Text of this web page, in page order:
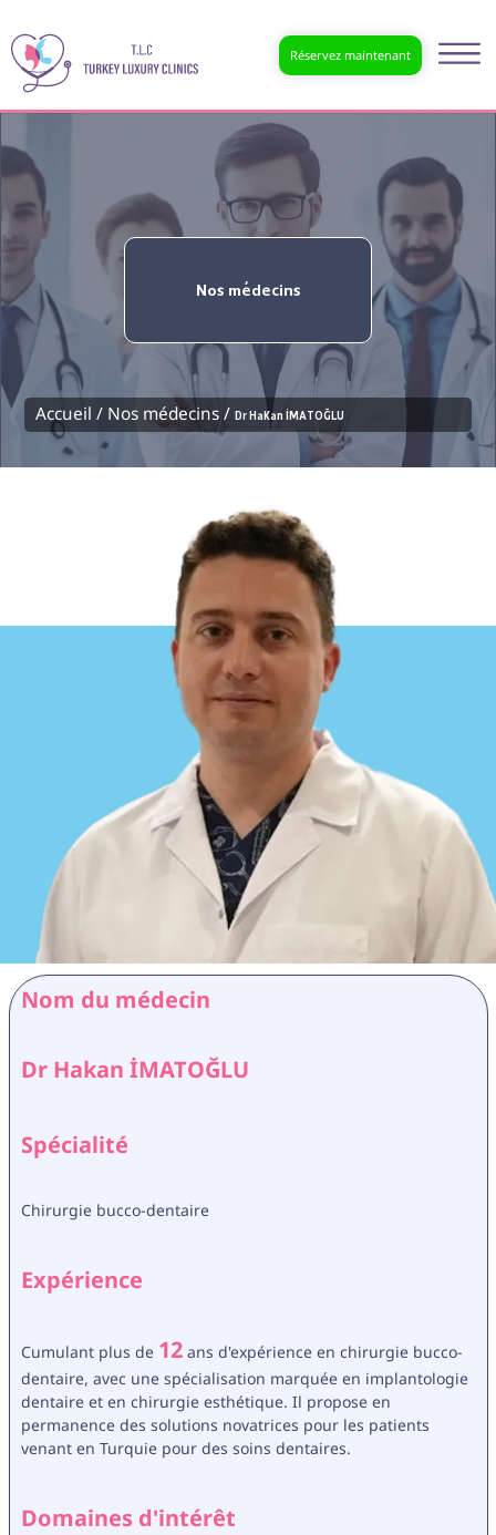
Réservez maintenant
Nos médecins
Accueil / Nos médecins /Dr Hakan İMATOĞLU
Nom du médecin
Dr Hakan İMATOĞLU
Spécialité
Chirurgie bucco-dentaire
Expérience
Cumulant plus de 12 ans d'expérience en chirurgie bucco-
dentaire, avec une spécialisation marquée en implantologie
dentaire et en chirurgie esthétique. Il propose en
permanence des solutions novatrices pour les patients
venant en Turquie pour des soins dentaires.
Domaines d'intérêt